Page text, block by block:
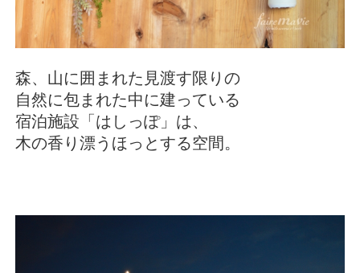
森、山に囲まれた見渡す限りの
自然に包まれた中に建っている
宿泊施設「はしっぽ」は、
木の香り漂うほっとする空間。